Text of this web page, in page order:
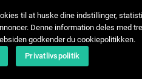
til at huske dine indstillinger,
Denne information deles med
godkender du cookiepolitikken.
Privatlivspolitik